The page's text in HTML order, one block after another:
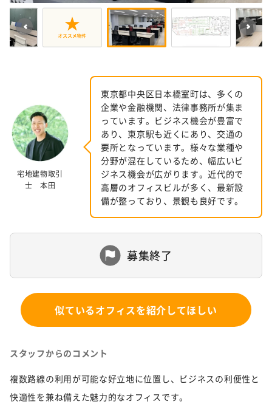
宅地建物取引
士 本田
東京都中央区日本橋室町は、多くの
企業や金融機関、法律事務所が集ま
っています。ビジネス機会が豊富で
あり、東京駅も近くにあり、交通の
要所となっています。様々な業種や
分野が混在しているため、幅広いビ
ジネス機会が広がります。近代的で
高層のオフィスビルが多く、最新設
備が整っており、景観も良好です。
募集終了
似ているオフィスを紹介してほしい
スタッフからのコメント
複数路線の利用が可能な好立地に位置し、ビジネスの利便性と
快適性を兼ね備えた魅力的なオフィスです。